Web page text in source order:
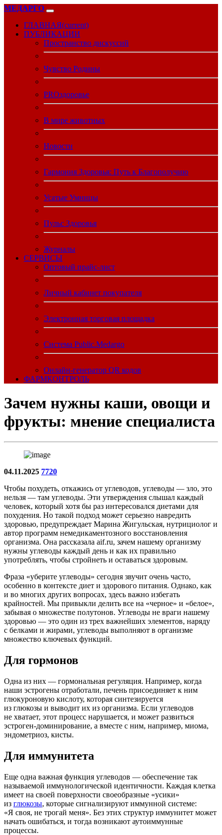
МЕДАРГО
ГЛАВНАЯ(current)
ПУБЛИКАЦИИ
Пространство дискуссий
Чувство Родины
PROздоровье
В мире животных
Новости
Гармония Здоровья: Путь к Благополучию
Усатые Умницы
Пульс Здоровья
Журналы
CЕРВИСЫ
Оптовый прайс-лист
Личный кабинет покупателя
Электронная торговая площадка
Система Public.Medargo
Онлайн-генератор QR кодов
ФАРМКОНТРОЛЬ
Зачем нужны каши, овощи и
фрукты: мнение специалиста
04.11.2025 7720
Чтобы похудеть, откажись от углеводов, углеводы — зло, это
нельзя — там углеводы. Эти утверждения слышал каждый
человек, который хотя бы раз интересовался диетами для
похудения. Но такой подход может серьезно навредить
здоровью, предупреждает Марина Жигульская, нутрициолог и
автор программ немедикаментозного восстановления
организма. Она рассказала aif.ru, зачем нашему организму
нужны углеводы каждый день и как их правильно
употреблять, чтобы стройнеть и оставаться здоровым.
Фраза «уберите углеводы» сегодня звучит очень часто,
особенно в контексте диет и здорового питания. Однако, как
и во многих других вопросах, здесь важно избегать
крайностей. Мы привыкли делить все на «черное» и «белое»,
забывая о множестве полутонов. Углеводы не враги нашему
здоровью — это один из трех важнейших элементов, наряду
с белками и жирами, углеводы выполняют в организме
множество ключевых функций.
Для гормонов
Одна из них — гормональная регуляция. Например, когда
наши эстрогены отработали, печень присоединяет к ним
глюкуроновую кислоту, которая синтезируется
из глюкозы и выводит их из организма. Если углеводов
не хватает, этот процесс нарушается, и может развиться
эстроген-доминирование, а вместе с ним, например, миома,
эндометриоз, кисты.
Для иммунитета
Еще одна важная функция углеводов — обеспечение так
называемой иммунологической идентичности. Каждая клетка
имеет на своей поверхности своеобразные «усики»
из глюкозы, которые сигнализируют иммунной системе:
«Я своя, не трогай меня». Без этих структур иммунитет может
начать ошибаться, и тогда возникают аутоиммунные
процессы.